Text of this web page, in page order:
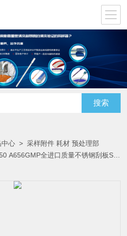
中心 >采样附件 耗材 预处理部
A656GMP全进口质量不锈钢刮板SS